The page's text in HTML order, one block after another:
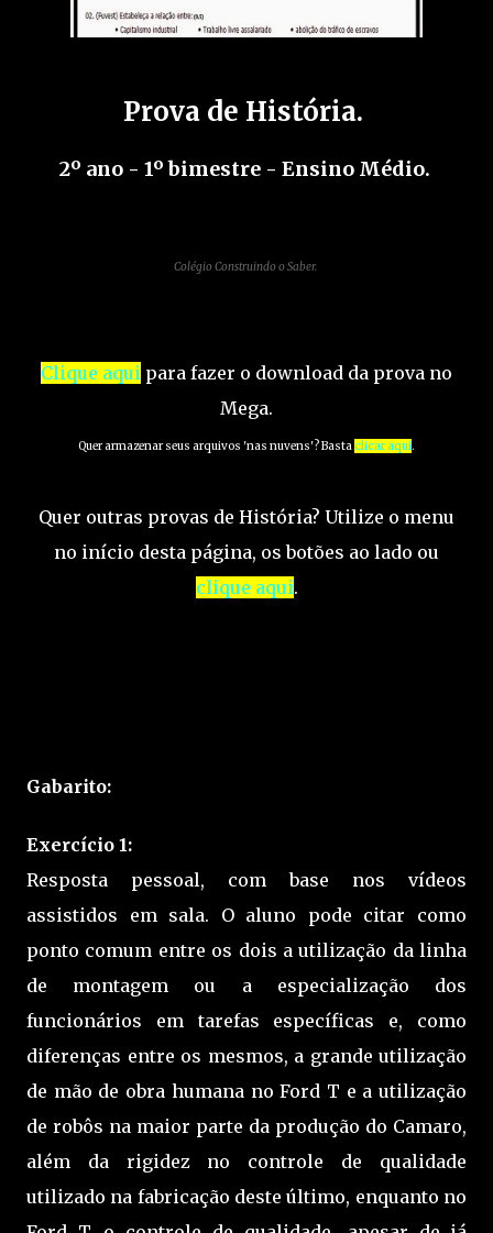
Prova de História.
2º ano - 1º bimestre - Ensino Médio.
Colégio Construindo o Saber.
Clique aqui para fazer o download da prova no
Mega.
Quer armazenar seus arquivos 'nas nuvens'? Basta clicar aqui.
Quer outras provas de História? Utilize o menu
no início desta página, os botões ao lado ou
clique aqui.
Gabarito:
Exercício 1:
Resposta pessoal, com base nos vídeos
assistidos em sala. O aluno pode citar como
ponto comum entre os dois a utilização da linha
de montagem ou a especialização dos
funcionários em tarefas específicas e, como
diferenças entre os mesmos, a grande utilização
de mão de obra humana no Ford T e a utilização
de robôs na maior parte da produção do Camaro,
além da rigidez no controle de qualidade
utilizado na fabricação deste último, enquanto no